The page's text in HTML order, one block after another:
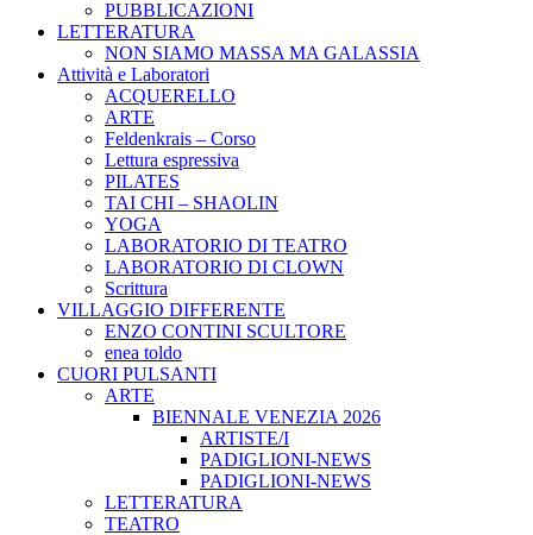
PUBBLICAZIONI
LETTERATURA
NON SIAMO MASSA MA GALASSIA
Attività e Laboratori
ACQUERELLO
ARTE
Feldenkrais – Corso
Lettura espressiva
PILATES
TAI CHI – SHAOLIN
YOGA
LABORATORIO DI TEATRO
LABORATORIO DI CLOWN
Scrittura
VILLAGGIO DIFFERENTE
ENZO CONTINI SCULTORE
enea toldo
CUORI PULSANTI
ARTE
BIENNALE VENEZIA 2026
ARTISTE/I
PADIGLIONI-NEWS
PADIGLIONI-NEWS
LETTERATURA
TEATRO